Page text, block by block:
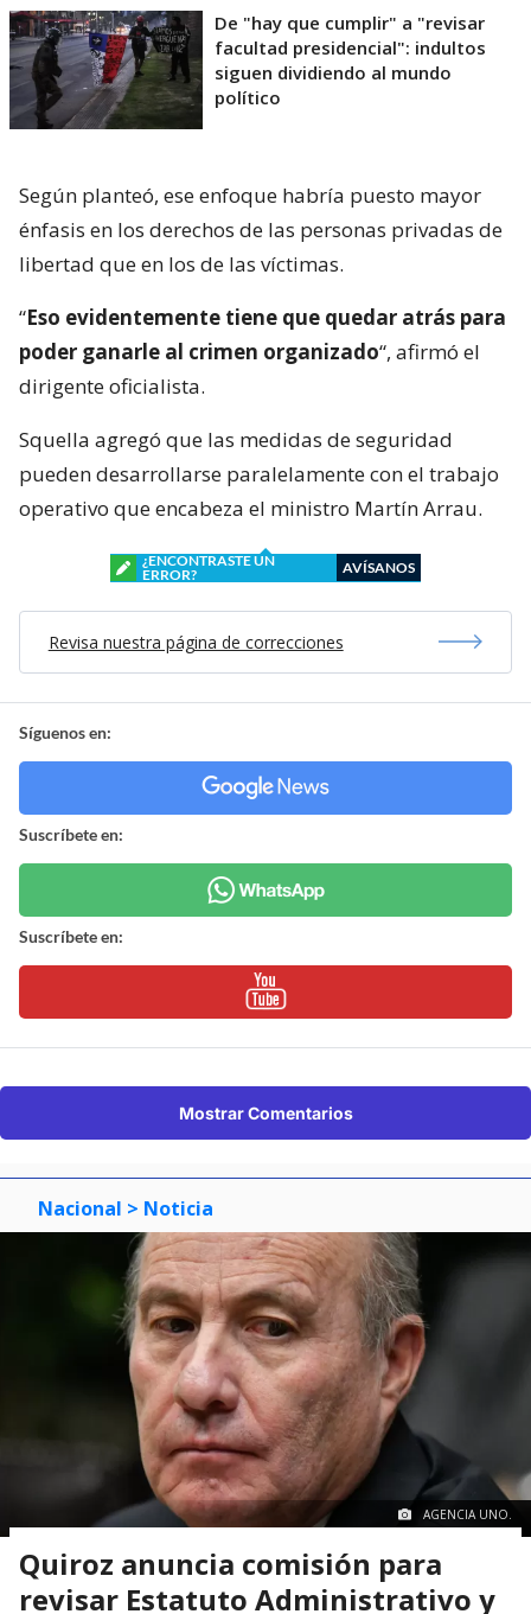
De "hay que cumplir" a "revisar
facultad presidencial": indultos
siguen dividiendo al mundo
político
Según planteó, ese enfoque habría puesto mayor
énfasis en los derechos de las personas privadas de
libertad que en los de las víctimas.
“Eso evidentemente tiene que quedar atrás para
poder ganarle al crimen organizado“, afirmó el
dirigente oficialista.
Squella agregó que las medidas de seguridad
pueden desarrollarse paralelamente con el trabajo
operativo que encabeza el ministro Martín Arrau.
¿ENCONTRASTE UN
ERROR?
AVÍSANOS
Revisa nuestra página de correcciones
Síguenos en:
Suscríbete en:
Suscríbete en:
Mostrar Comentarios
Nacional > Noticia
AGENCIA UNO.
Quiroz anuncia comisión para
revisar Estatuto Administrativo y